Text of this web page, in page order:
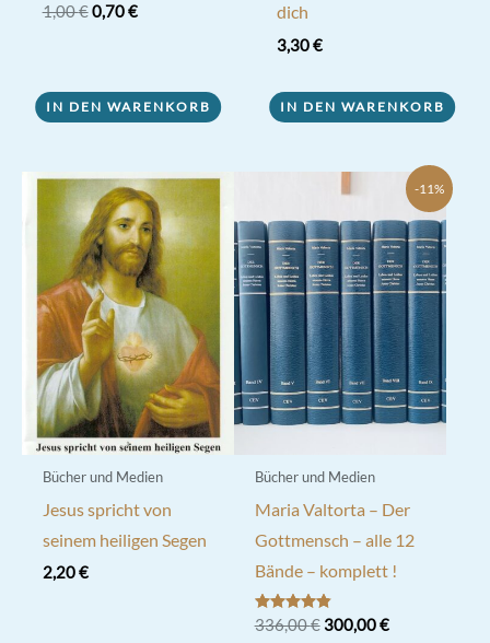
1,00€ Ursprünglicher
0,70€Aktueller
IN DEN WARENKORB
dich
3,30€
IN DEN WARENKORB
Bücher und Medien
Jesus spricht von
seinem heiligen Segen
2,20€
-11%
Bücher und Medien
Maria Valtorta – Der
Gottmensch – alle 12
Bände – komplett !
Bewertet
336,00€ Ursprünglicher
300,00€Aktueller